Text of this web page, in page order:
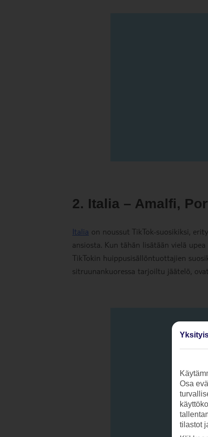
2. Italia – Amalfi,
Italia on noussut TikTok-suosikiksi,
ansiosta. Kun tähän lisätään vielä
TikTokin huippusisällöntuottajien
sitruunankuoressa tarjoiltu jäätelö,
Osa
tilastot